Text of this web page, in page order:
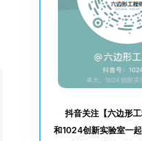
抖音关注【六边形
和1024创新实验室一